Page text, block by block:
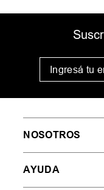
NOSOTROS
AYUDA